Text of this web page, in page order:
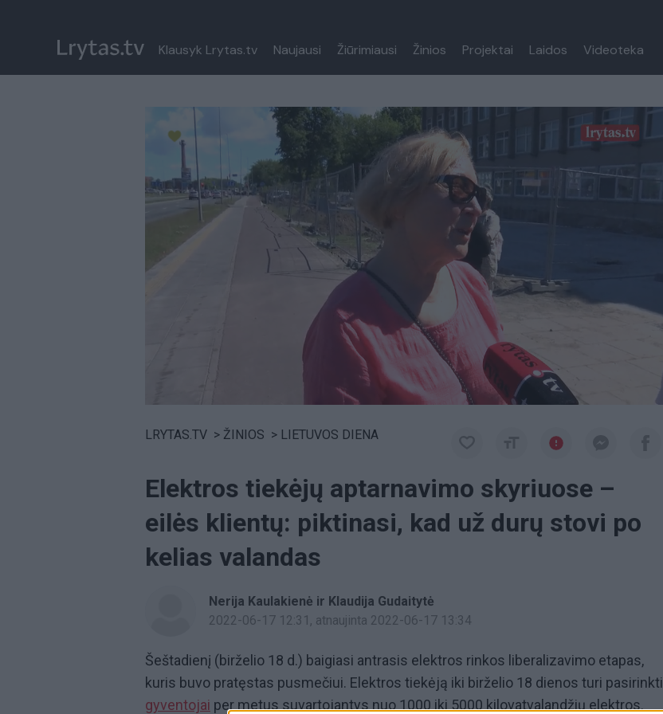
Klausyk Lrytas.tv Naujausi Žiūrimiausi Žinios Projektai Laidos Videoteka
Paremkite Ukrainą
LRYTAS.TV > ŽINIOS > LIETUVOS DIENA
Elektros tiekėjų aptarnavimo skyriuose –
eilės klientų: piktinasi, kad už durų stovi po
kelias valandas
Nerija Kaulakienė ir Klaudija Gudaitytė
2022-06-17 12:31 , atnaujinta 2022-06-17 13:34
Šeštadienį (birželio 18 d.) baigiasi antrasis elektros rinkos liberalizavimo etapas,
kuris buvo pratęstas pusmečiui. Elektros tiekėją iki birželio 18 dienos turi pasirinkti
gyventojai per metus suvartojantys nuo 1000 iki 5000 kilovatvalandžių elektros.